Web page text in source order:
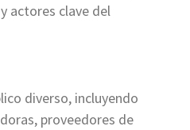
actores clave del
diverso, incluyendo
proveedores de